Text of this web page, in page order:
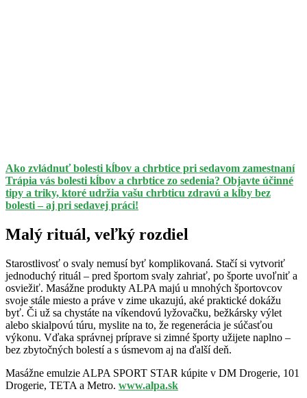
Ako zvládnuť bolesti kĺbov a chrbtice pri sedavom zamestnaní
Trápia vás bolesti kĺbov a chrbtice zo sedenia? Objavte účinné
tipy a triky, ktoré udržia vašu chrbticu zdravú a kĺby bez
bolesti – aj pri sedavej práci!
Malý rituál, veľký rozdiel
Starostlivosť o svaly nemusí byť komplikovaná. Stačí si vytvoriť
jednoduchý rituál – pred športom svaly zahriať, po športe uvoľniť a
osviežiť. Masážne produkty ALPA majú u mnohých športovcov
svoje stále miesto a práve v zime ukazujú, aké praktické dokážu
byť. Či už sa chystáte na víkendovú lyžovačku, bežkársky výlet
alebo skialpovú túru, myslite na to, že regenerácia je súčasťou
výkonu. Vďaka správnej príprave si zimné športy užijete naplno –
bez zbytočných bolestí a s úsmevom aj na ďalší deň.
Masážne emulzie ALPA SPORT STAR kúpite v DM Drogerie, 101
Drogerie, TETA a Metro. www.alpa.sk